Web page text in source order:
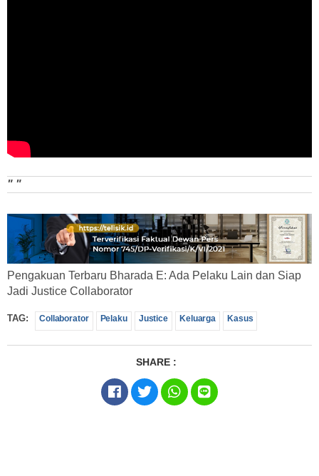
" "
Pengakuan Terbaru Bharada E: Ada Pelaku Lain dan Siap
Jadi Justice Collaborator
TAG: Collaborator Pelaku Justice Keluarga Kasus
SHARE :